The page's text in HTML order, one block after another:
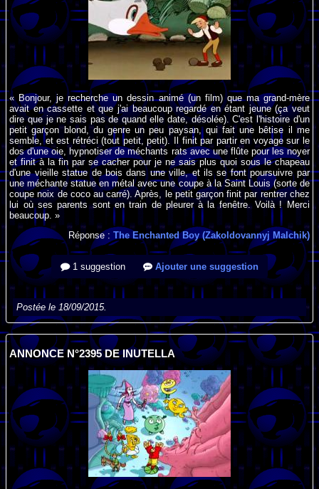
« Bonjour, je recherche un dessin animé (un film) que ma grand-mère
avait en cassette et que j'ai beaucoup regardé en étant jeune (ça veut
dire que je ne sais pas de quand elle date, désolée). C'est l'histoire d'un
petit garçon blond, du genre un peu paysan, qui fait une bêtise il me
semble, et est rétréci (tout petit, petit). Il finit par partir en voyage sur le
dos d'une oie, hypnotiser de méchants rats avec une flûte pour les noyer
et finit à la fin par se cacher pour je ne sais plus quoi sous le chapeau
d'une vieille statue de bois dans une ville, et ils se font poursuivre par
une méchante statue en métal avec une coupe à la Saint Louis (sorte de
coupe noix de coco au carré). Après, le petit garçon finit par rentrer chez
lui où ses parents sont en train de pleurer à la fenêtre. Voilà ! Merci
beaucoup. »
Réponse : The Enchanted Boy (Zakoldovannyj Malchik)
1 suggestion Ajouter une suggestion
Postée le 18/09/2015.
ANNONCE N°2395 DE INUTELLA